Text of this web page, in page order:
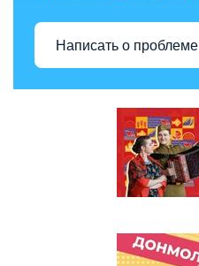
Написать о проблеме